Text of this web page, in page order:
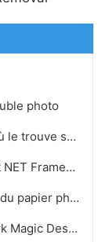
photo
Un programme de défragmentation : où le trouve sur XP dans Windows
Comment faire pour installer Microsoft NET Framework 1.1 Service Pack 1
Comment faire pour utiliser la couleur du papier photo expiré
Comment se débarrasser de la Network Magic Desktop Icon